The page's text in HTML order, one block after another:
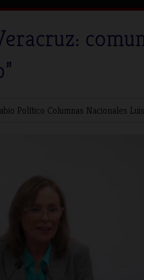
Político Columnas Nacionales